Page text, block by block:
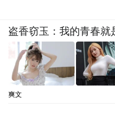
盗香窃玉：我的青春就
爽文